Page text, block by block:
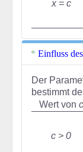
x = c
Einfluss
Der
bestimmt
Wert von c
c > 0